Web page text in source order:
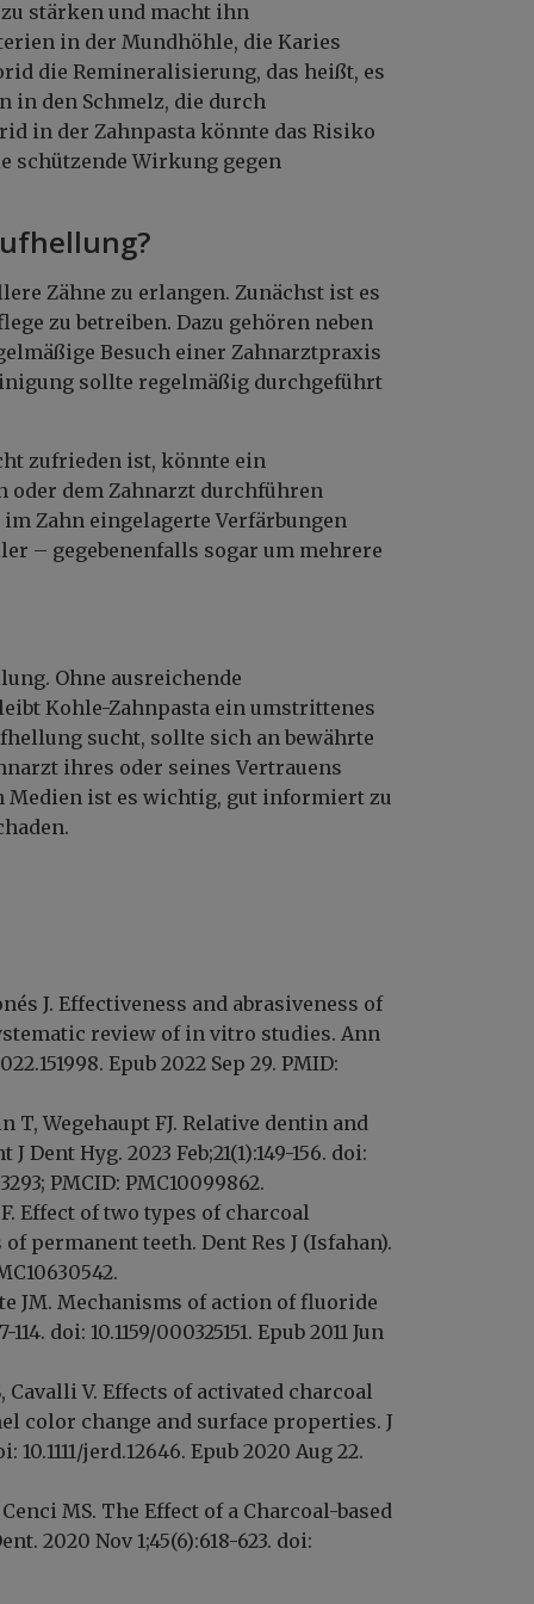
stärken und macht ihn
in der Mundhöhle, die Karies
die Remineralisierung, das heißt, es
in den Schmelz, die durch
in der Zahnpasta könnte das Risiko
schützende Wirkung gegen
Zähne zu erlangen. Zunächst ist es
zu betreiben. Dazu gehören neben
Besuch einer Zahnarztpraxis
sollte regelmäßig durchgeführt
zufrieden ist, könnte ein
oder dem Zahnarzt durchführen
Zahn eingelagerte Verfärbungen
– gegebenenfalls sogar um mehrere
Ohne ausreichende
Kohle-Zahnpasta ein umstrittenes
sucht, sollte sich an bewährte
ihres oder seines Vertrauens
Medien ist es wichtig, gut informiert zu
J. Effectiveness and abrasiveness of
review of in vitro studies. Ann
Epub 2022 Sep 29. PMID:
T, Wegehaupt FJ. Relative dentin and
Hyg. 2023 Feb;21(1):149-156. doi:
PMCID: PMC10099862.
Effect of two types of charcoal
permanent teeth. Dent Res J (Isfahan).
JM. Mechanisms of action of fluoride
doi: 10.1159/000325151. Epub 2011 Jun
Cavalli V. Effects of activated charcoal
color change and surface properties. J
jerd.12646. Epub 2020 Aug 22.
MS. The Effect of a Charcoal-based
2020 Nov 1;45(6):618-623. doi: